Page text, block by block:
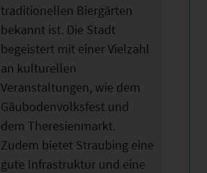
traditionellen Biergärten
bekannt ist. Die Stadt
begeistert mit einer Vielzahl
an kulturellen
Veranstaltungen, wie dem
Gäubodenvolksfest und
dem Theresienmarkt.
Zudem bietet Straubing eine
gute Infrastruktur und eine